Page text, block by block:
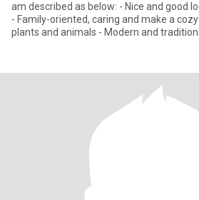
am described as below: - Nice and good
- Family-oriented, caring and make a
plants and animals - Modern and